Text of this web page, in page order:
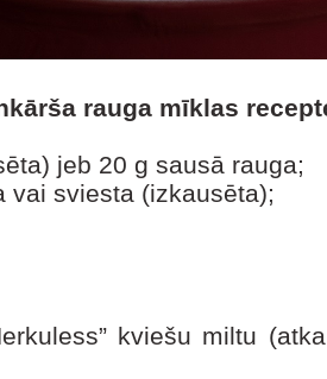
rauga mīklas
jeb 20 g sausā rauga;
vai sviesta (izkausēta);
kviešu miltu